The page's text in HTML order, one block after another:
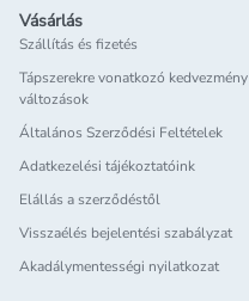
Vásárlás
Szállítás és fizetés
Tápszerekre vonatkozó kedvezmény
változások
Általános Szerződési Feltételek
Adatkezelési tájékoztatóink
Elállás a szerződéstől
Visszaélés bejelentési szabályzat
Akadálymentességi nyilatkozat